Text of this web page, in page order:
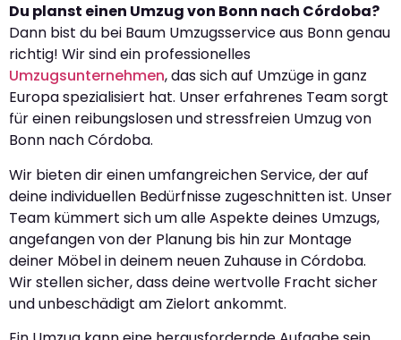
Du planst einen Umzug von Bonn nach Córdoba?
Dann bist du bei Baum Umzugsservice aus Bonn genau
richtig! Wir sind ein professionelles
Umzugsunternehmen, das sich auf Umzüge in ganz
Europa spezialisiert hat. Unser erfahrenes Team sorgt
für einen reibungslosen und stressfreien Umzug von
Bonn nach Córdoba.
Wir bieten dir einen umfangreichen Service, der auf
deine individuellen Bedürfnisse zugeschnitten ist. Unser
Team kümmert sich um alle Aspekte deines Umzugs,
angefangen von der Planung bis hin zur Montage
deiner Möbel in deinem neuen Zuhause in Córdoba.
Wir stellen sicher, dass deine wertvolle Fracht sicher
und unbeschädigt am Zielort ankommt.